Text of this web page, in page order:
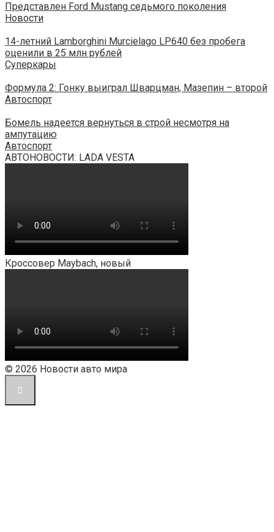
Представлен Ford Mustang седьмого поколения
Новости
14-летний Lamborghini Murcielago LP640 без пробега
оценили в 25 млн рублей
Суперкары
Формула 2: Гонку выиграл Шварцман, Мазепин – второй
Автоспорт
Бомель надеется вернуться в строй несмотря на
ампутацию
Автоспорт
АВТОНОВОСТИ: LADA VESTA
Кроссовер Maybach, новый
© 2026 Новости авто мира